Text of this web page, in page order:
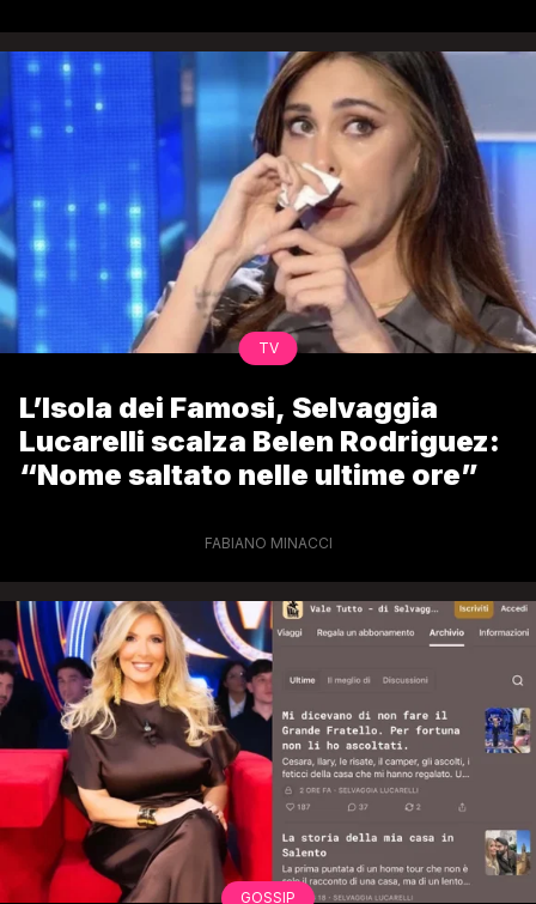
TV
L’Isola dei Famosi, Selvaggia
Lucarelli scalza Belen Rodriguez:
“Nome saltato nelle ultime ore”
FABIANO MINACCI
GOSSIP